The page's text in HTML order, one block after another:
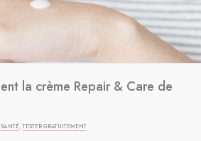
la crème Repair & Care de
SANTÉ,TESTER GRATUITEMENT